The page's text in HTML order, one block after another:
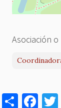
Asociación
S F